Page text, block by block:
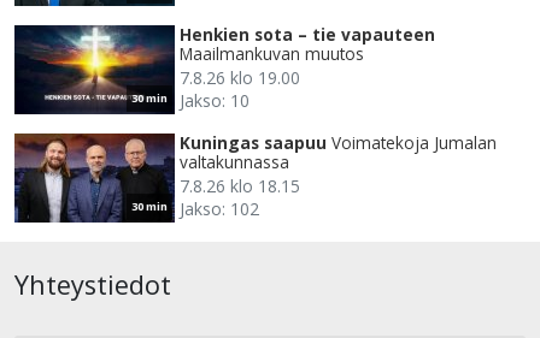
30 min
Henkien sota – tie vapauteen
Maailmankuvan muutos
7.8.26 klo 19.00
Jakso: 10
30 min
Kuningas saapuu Voimatekoja Jumalan
valtakunnassa
7.8.26 klo 18.15
Jakso: 102
Yhteystiedot